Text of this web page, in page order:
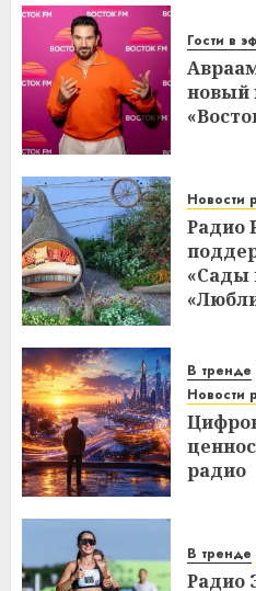
Гости в
новый
Новости
Радио
«Сады
В тренде
Новости
радио
В тренде
Радио